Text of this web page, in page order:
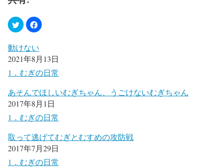
動けない
2021年8月13日
1．むぎの日常
あそんでほしいむぎちゃん、うごけないむぎちゃん
2017年8月1日
1．むぎの日常
取って逃げてむぎとむすめの攻防戦
2017年7月29日
1．むぎの日常